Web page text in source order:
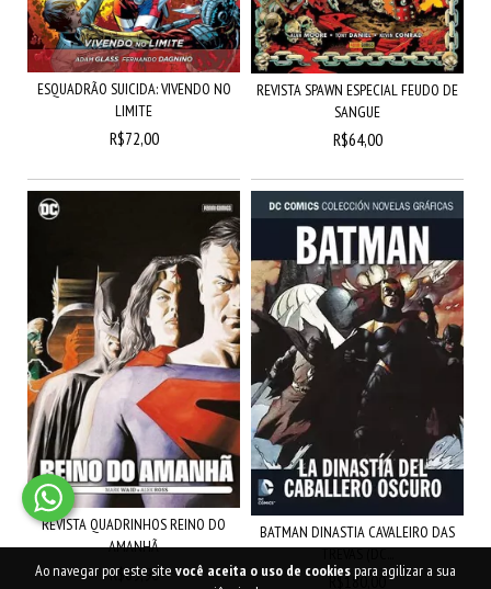
Ao navegar por este site você aceita o uso de cookiespara agilizar a sua
ESQUADRÃO SUICIDA: VIVENDO NO
LIMITE
R$72,00
REVISTA SPAWN ESPECIAL FEUDO DE
SANGUE
R$64,00
REVISTA QUADRINHOS REINO DO
AMANHÃ
R$69,90
BATMAN DINASTIA CAVALEIRO DAS
R$180,00